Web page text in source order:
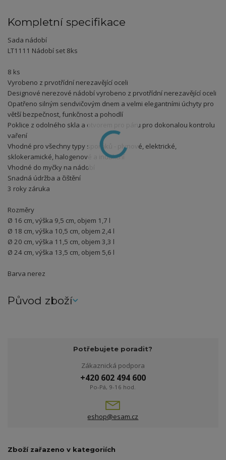
Kompletní specifikace
Sada nádobí
LT1111 Nádobí set 8ks
8 ks
Vyrobeno z prvotřídní nerezavějící oceli
Designové nerezové nádobí vyrobeno z prvotřídní nerezavějící oceli
Opatřeno silným sendvičovým dnem a velmi elegantními úchyty pro
větší bezpečnost, funkčnost a pohodlí
Poklice z odolného skla a otvorem pro páru pro dokonalou kontrolu
vaření
Vhodné pro všechny typy sporáků - plynové, elektrické,
sklokeramické, halogenové a indukční
Vhodné do myčky na nádobí
Snadná údržba a čištění
3 roky záruka
Rozměry
Ø 16 cm, výška 9,5 cm, objem 1,7 l
Ø 18 cm, výška 10,5 cm, objem 2,4 l
Ø 20 cm, výška 11,5 cm, objem 3,3 l
Ø 24 cm, výška 13,5 cm, objem 5,6 l
Barva nerez
Původ zboží
Potřebujete poradit?
Zákaznická podpora
+420 602 494 600
Po-Pá, 9-16 hod.
eshop@esam.cz
Zboží zařazeno v kategoriích